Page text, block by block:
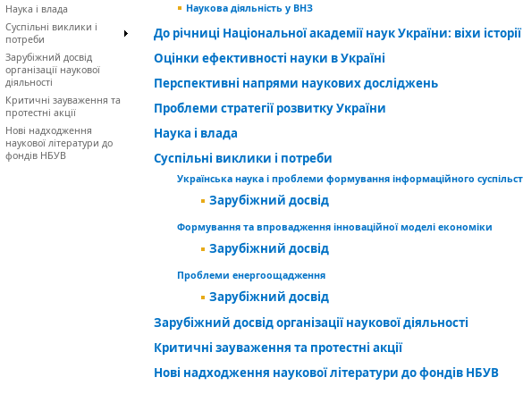
Наука і влада
Суспільні виклики і
потреби
Зарубіжний досвід
організації наукової
діяльності
Критичні зауваження та
протестні акції
Нові надходження
наукової літератури до
фондів НБУВ
Наукова діяльність у ВНЗ
До річниці Національної академії наук України: віхи
Оцінки ефективності науки в Україні
Перспективні напрями наукових досліджень
Проблеми стратегії розвитку України
Наука і влада
Суспільні виклики і потреби
Українська наука і проблеми формування інформаційного
Зарубіжний досвід
Формування та впровадження інноваційної моделі економіки
Зарубіжний досвід
Проблеми енергоощадження
Зарубіжний досвід
Зарубіжний досвід організації наукової діяльності
Критичні зауваження та протестні акції
Нові надходження наукової літератури до фондів НБУВ